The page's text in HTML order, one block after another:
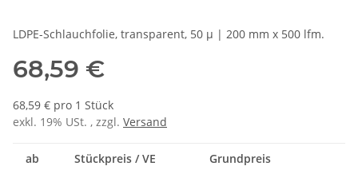
LDPE-Schlauchfolie, transparent, 50 µ | 200 mm x 500 lfm.
68,59 €
68,59 € pro 1 Stück
exkl. 19% USt. , zzgl. Versand
ab Stückpreis / VE Grundpreis